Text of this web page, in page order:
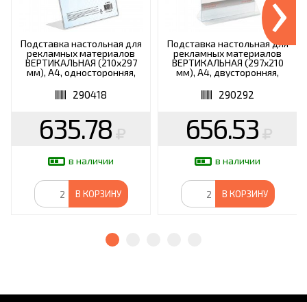
Подставка настольная для
рекламных материалов
ВЕРТИКАЛЬНАЯ (210х297
мм), А4, односторонняя,
290418
635.78
в наличии
В КОРЗИНУ
Подставка настольная для
рекламных материалов
ВЕРТИКАЛЬНАЯ (297х210
мм), А4, двусторонняя,
290292
656.53
в наличии
В КОРЗИНУ